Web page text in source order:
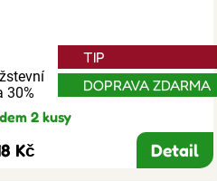
30%
TIP
DOPRAVA ZDARMA
2 kusy
Kč Detail